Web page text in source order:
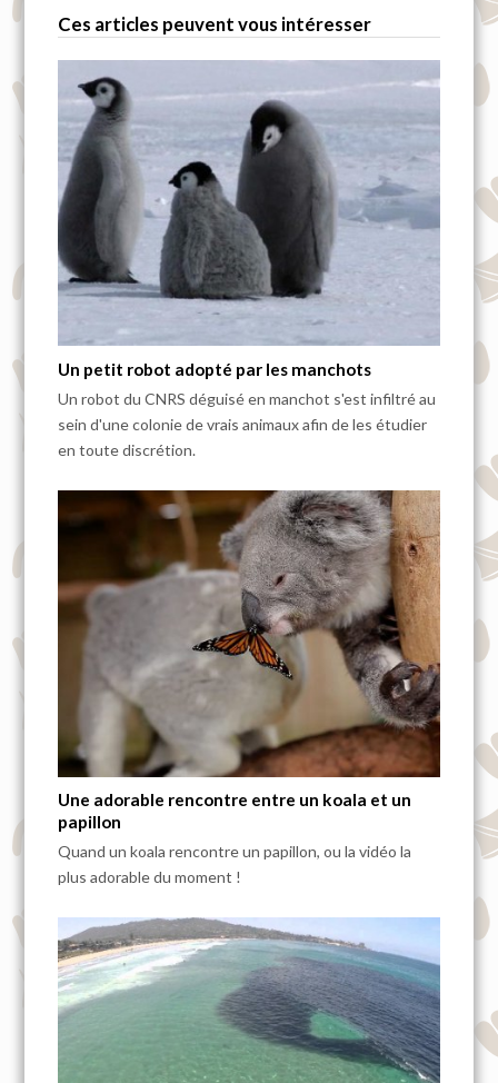
Ces articles peuvent vous intéresser
Un petit robot adopté par les manchots
Un robot du CNRS déguisé en manchot s'est infiltré au
sein d'une colonie de vrais animaux afin de les étudier
en toute discrétion.
Une adorable rencontre entre un koala et un
papillon
Quand un koala rencontre un papillon, ou la vidéo la
plus adorable du moment !